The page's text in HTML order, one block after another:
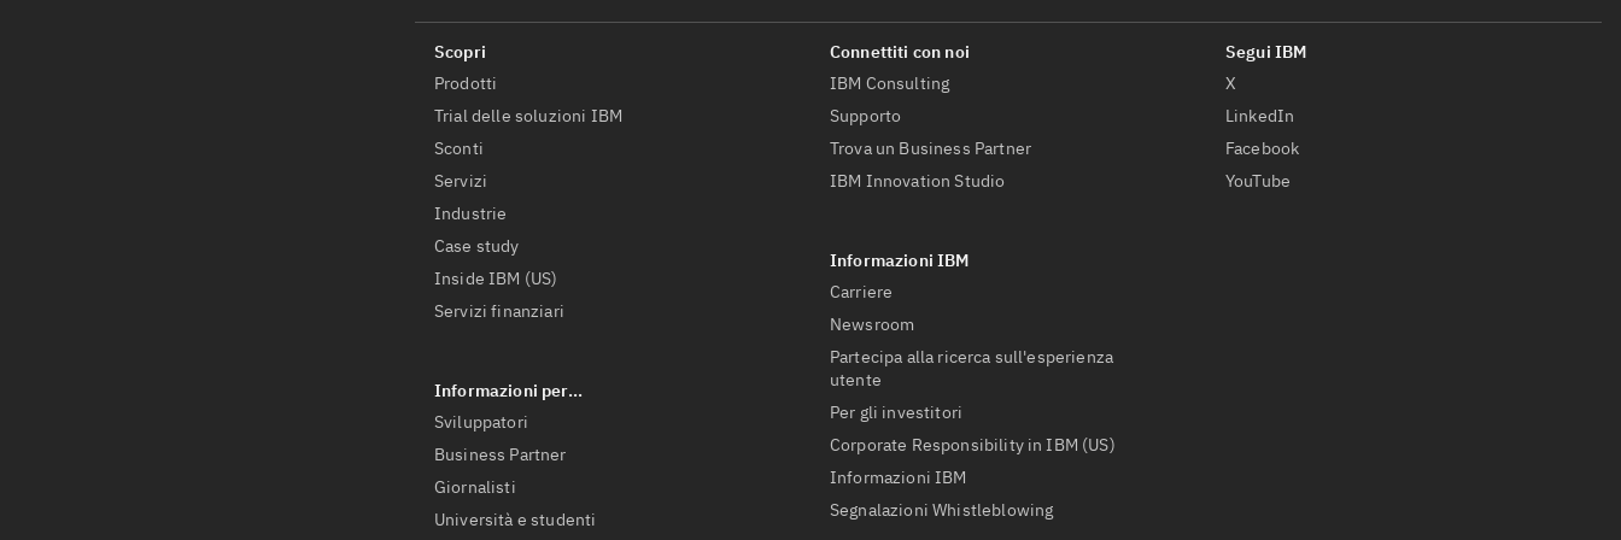
Prodotti
Trial delle soluzioni IBM
Sconti
Servizi
Industrie
Case study
Inside IBM (US)
Servizi finanziari
Sviluppatori
Business Partner
Giornalisti
Università e studenti
IBM Consulting
Supporto
Trova un Business Partner
IBM Innovation Studio
Carriere
Newsroom
Partecipa alla ricerca sull'esperienza
utente
Per gli investitori
Corporate Responsibility in IBM (US)
Informazioni IBM
Segnalazioni Whistleblowing
X
LinkedIn
Facebook
YouTube